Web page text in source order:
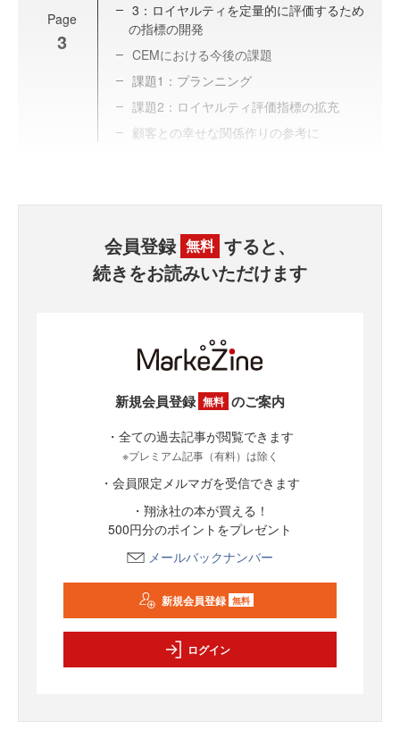
Page
3
3：ロイヤルティを定量的に評価するため
の指標の開発
CEMにおける今後の課題
課題1：プランニング
課題2：ロイヤルティ評価指標の拡充
顧客との幸せな関係作りの参考に
会員登録 無料 すると、
続きをお読みいただけます
新規会員登録 無料 のご案内
・全ての過去記事が閲覧できます
※プレミアム記事（有料）は除く
・会員限定メルマガを受信できます
・翔泳社の本が買える！
500円分のポイントをプレゼント
メールバックナンバー
新規会員登録 無料
ログイン